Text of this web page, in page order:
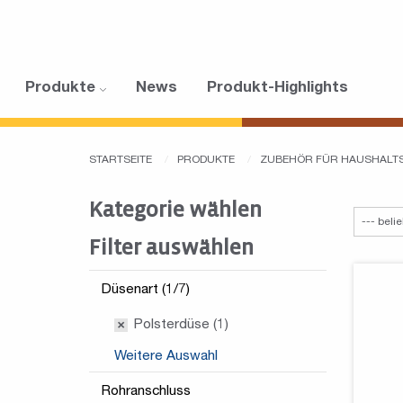
Produkte News Produkt-Highlights
STARTSEITE PRODUKTE ZUBEHÖR FÜR
Kategorie wählen
Filter auswählen
Düsenart (1/7)
Polsterdüse (1)
Weitere Auswahl
Rohranschluss